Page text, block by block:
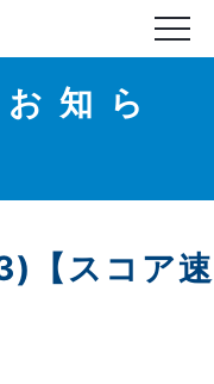
知ら
【スコア速